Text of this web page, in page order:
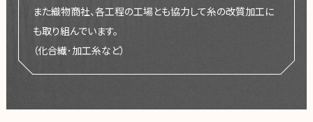
また織物商社、各工程の工場とも協力して糸の改質加工に
も取り組んでいます。
（化合繊･加工糸など）